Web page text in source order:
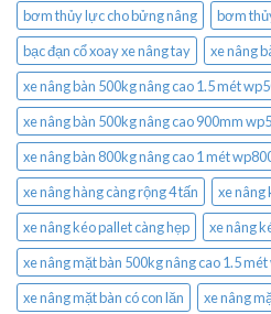
bơm thủy lực cho bửng nâng
bơm
bạc đạn cổ xoay xe nâng tay
xe nâng
xe nâng bàn 500kg nâng cao 1.5 mét
xe nâng bàn 500kg nâng cao 900mm
xe nâng bàn 800kg nâng cao 1 mét
xe nâng hàng càng rộng 4 tấn
xe nâng
xe nâng kéo pallet càng hẹp
xe nâng
xe nâng mặt bàn 500kg nâng cao 1.5
xe nâng mặt bàn có con lăn
xe nâng